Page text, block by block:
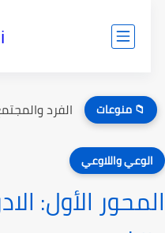
📁 منوعات
واللاوعي
الأول: